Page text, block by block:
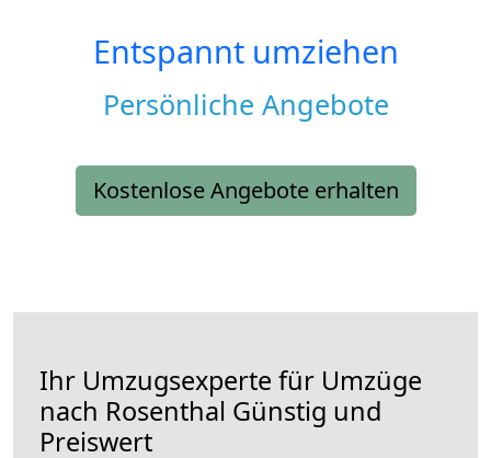
Entspannt umziehen
Persönliche Angebote
Kostenlose Angebote erhalten
Ihr Umzugsexperte für Umzüge
nach Rosenthal Günstig und
Preiswert